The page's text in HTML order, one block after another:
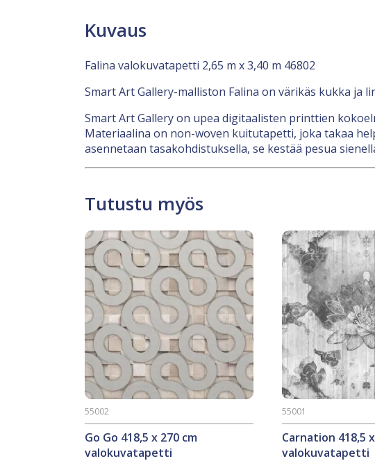
Kuvaus
Falina valokuvatapetti 2,65 m x 3,40 m 46802
Smart Art Gallery-malliston Falina on värikäs kukka ja
Smart Art Gallery on upea digitaalisten printtien
Materiaalina on non-woven kuitutapetti, joka takaa
asennetaan tasakohdistuksella, se kestää pesua
Tutustu myös
Go Go 418,5 x 270 cm
valokuvatapetti
55002
Carnation 418,5
valokuvatapetti
55001